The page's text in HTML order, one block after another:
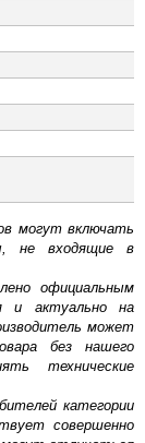
могут включать
не входящие в
официальным
и актуально на
может
без нашего
технические
категории
совершенно